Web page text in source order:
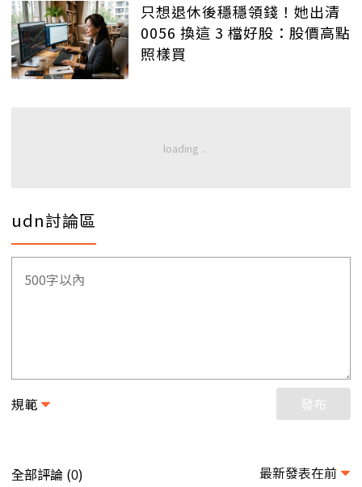
只想退休後穩穩領錢！她出清
0056 換這 3 檔好股：股價高點
照樣買
udn討論區
規範 發布
全部評論 (0) 最新發表在前